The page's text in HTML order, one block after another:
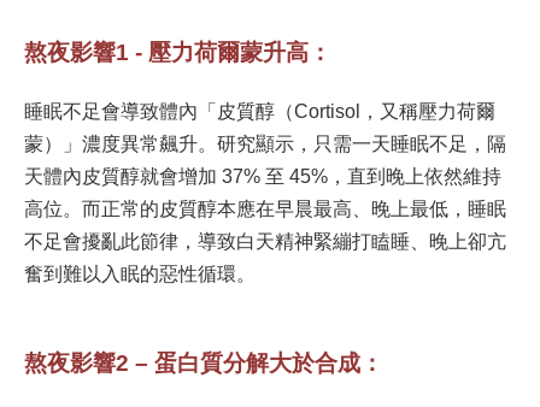
熬夜影響1 - 壓力荷爾蒙升高：
睡眠不足會導致體內「皮質醇（Cortisol，又稱壓力荷爾
蒙）」濃度異常飆升。研究顯示，只需一天睡眠不足，隔
天體內皮質醇就會增加 37% 至 45%，直到晚上依然維持
高位。而正常的皮質醇本應在早晨最高、晚上最低，睡眠
不足會擾亂此節律，導致白天精神緊繃打瞌睡、晚上卻亢
奮到難以入眠的惡性循環。
熬夜影響2 – 蛋白質分解大於合成：